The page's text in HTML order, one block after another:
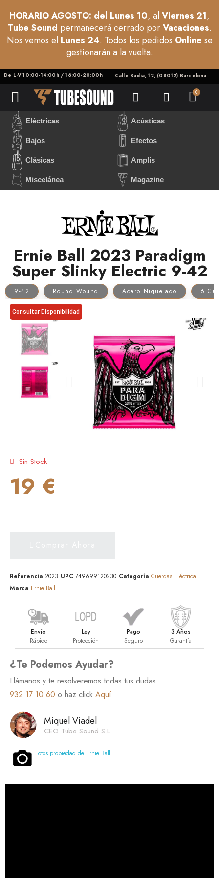
HORARIO AGOSTO: del Lunes 10, alViernes 21,
Tube Sound permanecerá cerrado porVacaciones.
Nos vemos el Lunes 24. Todos los pedidos Online se
gestionarán a la vuelta.
De L-V 10:00-14:00h / 16:00-20:00h Calle Badia, 12, (08012) Barcelona
Eléctricas Acústicas
Bajos Efectos
Clásicas Amplis
Miscelánea Magazine
Ernie Ball 2023 Paradigm
Super Slinky Electric 9-42
9-42 Round Wound Acero Niquelado 6
Consultar Disponibilidad
Sin Stock
19 €
Referencia 2023 UPC 749699120230 Categoría Cuerdas Eléctrica
Marca Ernie Ball
Envío
Rápido
Ley
Protección
Pago
Seguro
3 Años
Garantía
¿Te Podemos Ayudar?
Llámanos y te resolveremos todas tus dudas.
932 17 10 60 o haz click Aquí
Miquel Viadel
CEO Tube Sound S.L.
Fotos propiedad de Ernie Ball.